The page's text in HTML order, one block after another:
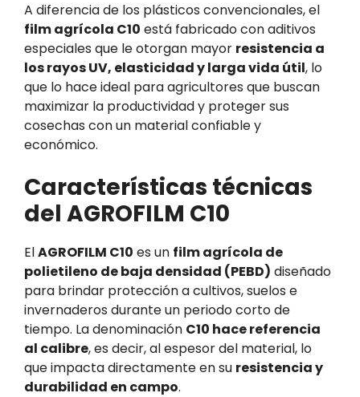
A diferencia de los plásticos convencionales, el
film agrícola C10 está fabricado con aditivos
especiales que le otorgan mayor resistencia a
los rayos UV, elasticidad y larga vida útil, lo
que lo hace ideal para agricultores que buscan
maximizar la productividad y proteger sus
cosechas con un material confiable y
económico.
Características técnicas
del AGROFILM C10
ElAGROFILM C10 es un film agrícola de
polietileno de baja densidad (PEBD) diseñado
para brindar protección a cultivos, suelos e
invernaderos durante un periodo corto de
tiempo. La denominación C10 hace referencia
al calibre, es decir, al espesor del material, lo
que impacta directamente en su resistencia y
durabilidad en campo.